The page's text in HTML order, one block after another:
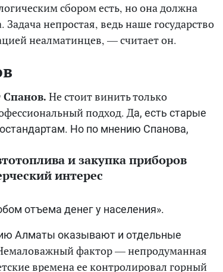
сбором есть, но она должна
непростая, ведь наше государство
неалматинцев, — считает он.
Спанов. Не стоит винить только
подход. Да, есть старые
Но по мнению Спанова,
и закупка приборов
интерес
отъема денег у населения».
Алматы оказывают и отдельные
фактор — непродуманная
времена ее контролировал горный